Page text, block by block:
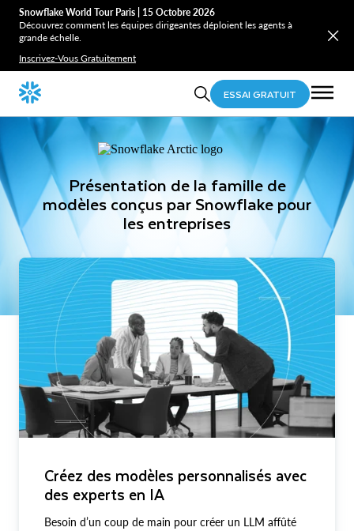
Snowflake World Tour Paris | 15 Octobre 2026
Découvrez comment les équipes dirigeantes déploient les agents à
grande échelle.
Inscrivez-Vous Gratuitement
ESSAI GRATUIT
Présentation de la famille de
modèles conçus par Snowflake pour
les entreprises
Créez des modèles personnalisés avec
des experts en IA
Besoin d’un coup de main pour créer un LLM affûté